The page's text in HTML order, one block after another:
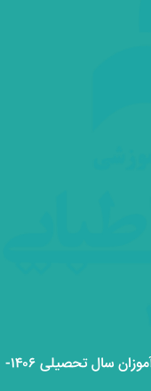
جزئیات مصاحبه کتبی آزمون پذیرش دانش‌آموزان سال تحصیلی ۱۴۰۶-